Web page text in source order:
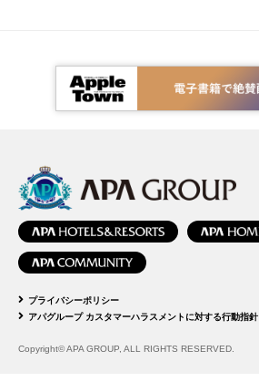
プライバシーポリシー
アパグループ カスタマーハラスメントに対する行動指針
Copyright© APA GROUP, ALL RIGHTS RESERVED.